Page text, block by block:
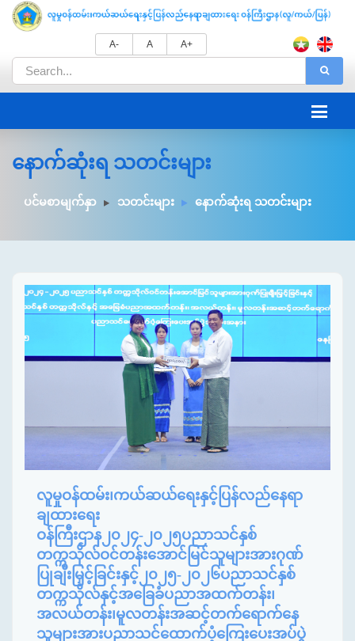
A- A A+
နောက်ဆုံးရ သတင်းများ
ပင်မစာမျက်နှာ သတင်းများ နောက်ဆုံးရ သတင်းများ
လူမှုဝန်ထမ်း၊ကယ်ဆယ်ရေးနှင့်ပြန်လည်နေရာ
ချထားရေး
ဝန်ကြီးဌာန၂၀၂၄-၂၀၂၅ပညာသင်နှစ်
တက္ကသိုလ်ဝင်တန်းအောင်မြင်သူများအားဂုဏ်
ပြုချီးမြှင့်ခြင်းနှင့်၂၀၂၅-၂၀၂၆ပညာသင်နှစ်
တက္ကသိုလ်နှင့်အခြေခံပညာအထက်တန်း၊
အလယ်တန်း၊မူလတန်းအဆင့်တက်ရောက်နေ
သူများအားပညာသင်ထောက်ပံ့ကြေးပေးအပ်ပွဲ